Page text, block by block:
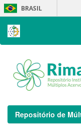
Skip
navigation
BRASIL
Repositório de